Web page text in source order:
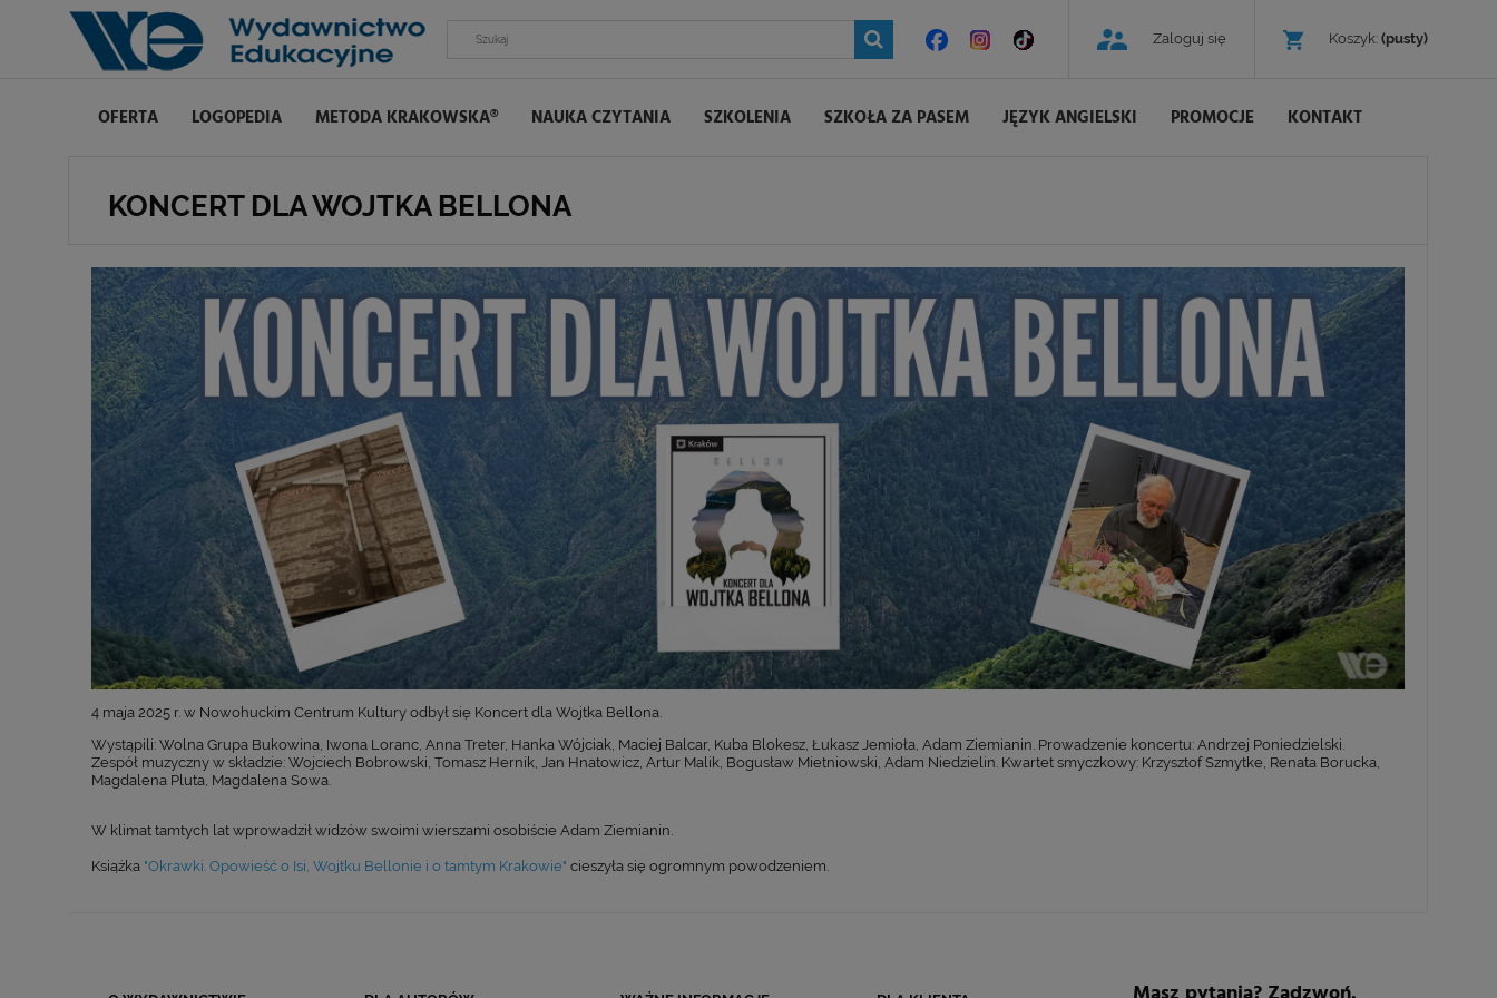
Koszyk: (pusty)
Zaloguj się
OFERTA LOGOPEDIA METODA KRAKOWSKA® NAUKA CZYTANIA SZKOLENIA SZKOŁA ZA PASEM JĘZYK ANGIELSKI PROMOCJE KONTAKT
KONCERT DLA WOJTKA BELLONA
4 maja 2025 r. w Nowohuckim Centrum Kultury odbył się Koncert dla Wojtka Bellona.
Wystąpili: Wolna Grupa Bukowina, Iwona Loranc, Anna Treter, Hanka Wójciak, Maciej Balcar, Kuba Blokesz, Łukasz Jemioła, Adam Ziemianin. Prowadzenie koncertu: Andrzej Poniedzielski.
Zespół muzyczny w składzie: Wojciech Bobrowski, Tomasz Hernik, Jan Hnatowicz, Artur Malik, Bogusław Mietniowski, Adam Niedzielin. Kwartet smyczkowy: Krzysztof Szmytke, Renata Borucka,
Magdalena Pluta, Magdalena Sowa.
W klimat tamtych lat wprowadził widzów swoimi wierszami osobiście Adam Ziemianin.
Książka "Okrawki. Opowieść o Isi, Wojtku Bellonie i o tamtym Krakowie" cieszyła się ogromnym powodzeniem.